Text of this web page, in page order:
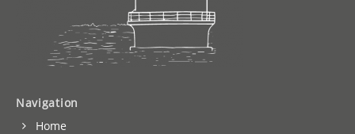
Navigation
Home